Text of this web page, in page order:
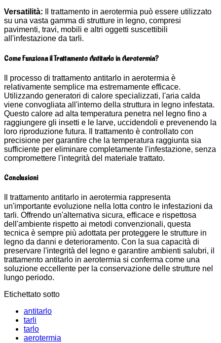
Versatilità: Il trattamento in aerotermia può essere utilizzato
su una vasta gamma di strutture in legno, compresi
pavimenti, travi, mobili e altri oggetti suscettibili
all'infestazione da tarli.
Come Funziona il Trattamento Antitarlo in Aerotermia?
Il processo di trattamento antitarlo in aerotermia è
relativamente semplice ma estremamente efficace.
Utilizzando generatori di calore specializzati, l'aria calda
viene convogliata all'interno della struttura in legno infestata.
Questo calore ad alta temperatura penetra nel legno fino a
raggiungere gli insetti e le larve, uccidendoli e prevenendo la
loro riproduzione futura. Il trattamento è controllato con
precisione per garantire che la temperatura raggiunta sia
sufficiente per eliminare completamente l'infestazione, senza
compromettere l'integrità del materiale trattato.
Conclusioni
Il trattamento antitarlo in aerotermia rappresenta
un'importante evoluzione nella lotta contro le infestazioni da
tarli. Offrendo un'alternativa sicura, efficace e rispettosa
dell'ambiente rispetto ai metodi convenzionali, questa
tecnica è sempre più adottata per proteggere le strutture in
legno da danni e deterioramento. Con la sua capacità di
preservare l'integrità del legno e garantire ambienti salubri, il
trattamento antitarlo in aerotermia si conferma come una
soluzione eccellente per la conservazione delle strutture nel
lungo periodo.
Etichettato sotto
antitarlo
tarli
tarlo
aerotermia